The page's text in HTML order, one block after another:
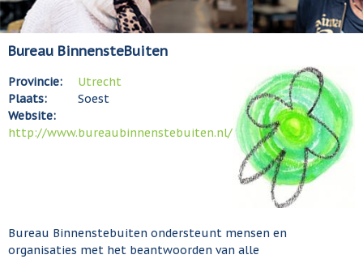
Bureau BinnensteBuiten
Provincie:
Utrecht
Plaats:
Soest
Website:
http://www.bureaubinnenstebuiten.nl/
Bureau Binnenstebuiten ondersteunt mensen en
organisaties met het beantwoorden van alle